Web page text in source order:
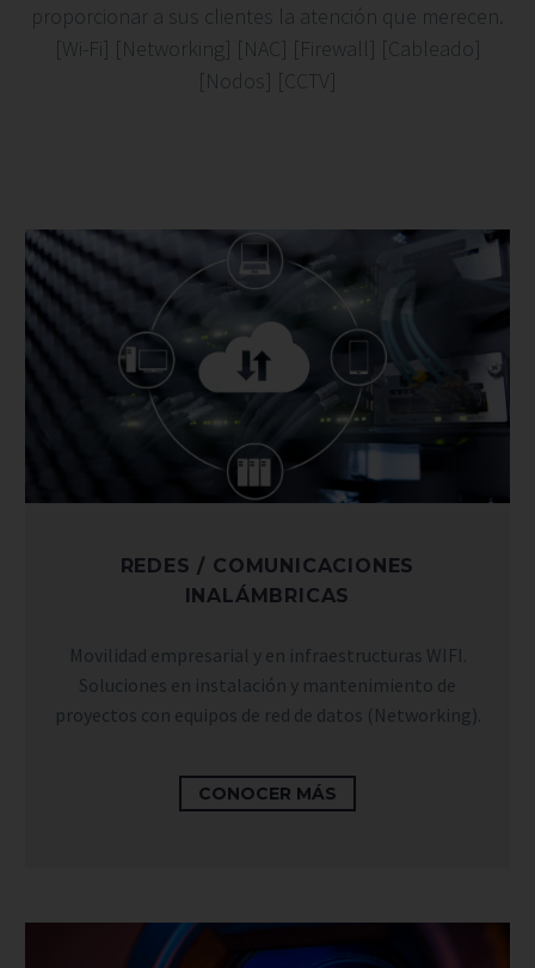
proporcionar a sus clientes la atención que merecen.
[Wi-Fi] [Networking] [NAC] [Firewall] [Cableado]
[Nodos] [CCTV]
REDES / COMUNICACIONES
INALÁMBRICAS
Movilidad empresarial y en infraestructuras WIFI.
Soluciones en instalación y mantenimiento de
proyectos con equipos de red de datos (Networking).
CONOCER MÁS